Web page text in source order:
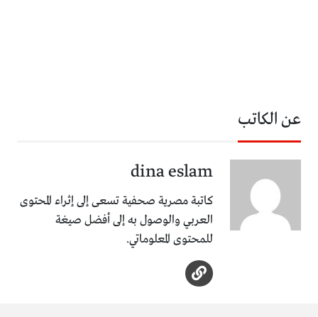
عن الكاتب
dina eslam
كاتبة مصرية صحفية تسعى إلى إثراء المحتوى
العربي والوصول به إلى أفضل صيغة
للمحتوى المعلوماتي.